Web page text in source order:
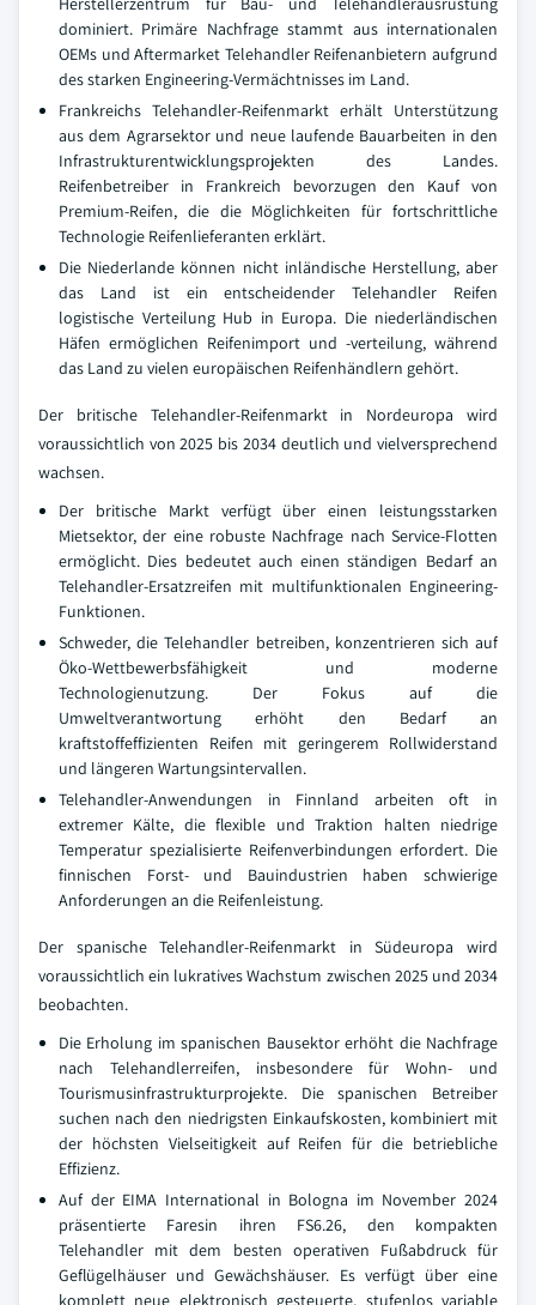
dominiert. Primäre Nachfrage stammt aus internationalen
OEMs und Aftermarket Telehandler Reifenanbietern aufgrund
des starken Engineering-Vermächtnisses im Land.
Frankreichs Telehandler-Reifenmarkt erhält Unterstützung
aus dem Agrarsektor und neue laufende Bauarbeiten in den
Infrastrukturentwicklungsprojekten des Landes.
Reifenbetreiber in Frankreich bevorzugen den Kauf von
Premium-Reifen, die die Möglichkeiten für fortschrittliche
Technologie Reifenlieferanten erklärt.
Die Niederlande können nicht inländische Herstellung, aber
das Land ist ein entscheidender Telehandler Reifen
logistische Verteilung Hub in Europa. Die niederländischen
Häfen ermöglichen Reifenimport und -verteilung, während
das Land zu vielen europäischen Reifenhändlern gehört.
Der britische Telehandler-Reifenmarkt in Nordeuropa wird
voraussichtlich von 2025 bis 2034 deutlich und vielversprechend
wachsen.
Der britische Markt verfügt über einen leistungsstarken
Mietsektor, der eine robuste Nachfrage nach Service-Flotten
ermöglicht. Dies bedeutet auch einen ständigen Bedarf an
Telehandler-Ersatzreifen mit multifunktionalen Engineering-
Funktionen.
Schweder, die Telehandler betreiben, konzentrieren sich auf
Öko-Wettbewerbsfähigkeit und moderne
Technologienutzung. Der Fokus auf die
Umweltverantwortung erhöht den Bedarf an
kraftstoffeffizienten Reifen mit geringerem Rollwiderstand
und längeren Wartungsintervallen.
Telehandler-Anwendungen in Finnland arbeiten oft in
extremer Kälte, die flexible und Traktion halten niedrige
Temperatur spezialisierte Reifenverbindungen erfordert. Die
finnischen Forst- und Bauindustrien haben schwierige
Anforderungen an die Reifenleistung.
Der spanische Telehandler-Reifenmarkt in Südeuropa wird
voraussichtlich ein lukratives Wachstum zwischen 2025 und 2034
beobachten.
Die Erholung im spanischen Bausektor erhöht die Nachfrage
nach Telehandlerreifen, insbesondere für Wohn- und
Tourismusinfrastrukturprojekte. Die spanischen Betreiber
suchen nach den niedrigsten Einkaufskosten, kombiniert mit
der höchsten Vielseitigkeit auf Reifen für die betriebliche
Effizienz.
Auf der EIMA International in Bologna im November 2024
präsentierte Faresin ihren FS6.26, den kompakten
Telehandler mit dem besten operativen Fußabdruck für
Geflügelhäuser und Gewächshäuser. Es verfügt über eine
komplett neue elektronisch gesteuerte, stufenlos variable